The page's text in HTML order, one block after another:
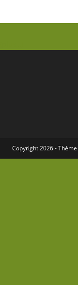
Copyright 2026 - Thème